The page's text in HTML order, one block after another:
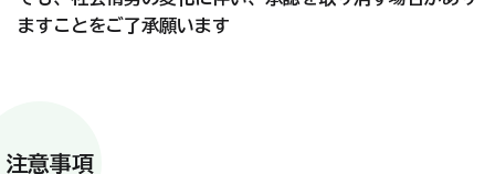
ますことをご了承願います
注意事項